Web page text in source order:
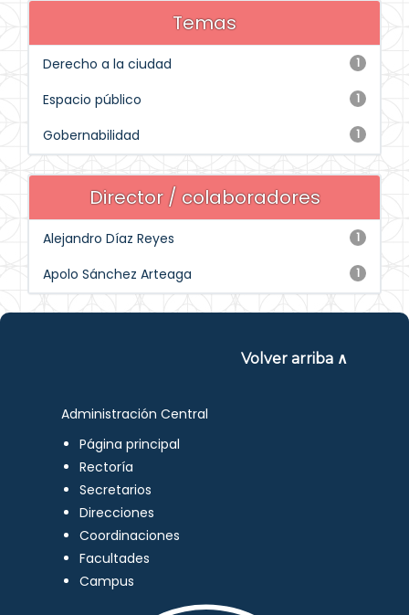
Temas
1
Derecho a la ciudad
1
Espacio público
1
Gobernabilidad
Director / colaboradores
1
Alejandro Díaz Reyes
1
Apolo Sánchez Arteaga
Volver arriba ∧
Administración Central
Página principal
Rectoría
Secretarios
Direcciones
Coordinaciones
Facultades
Campus